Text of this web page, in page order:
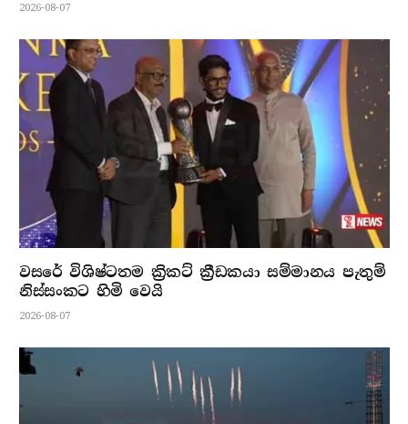
2026-08-07
වසරේ විශිෂ්ටතම ක්‍රිකට් ක්‍රීඩකයා සම්මානය පැතුම්
නිස්සංකට හිමි වෙයි
2026-08-07